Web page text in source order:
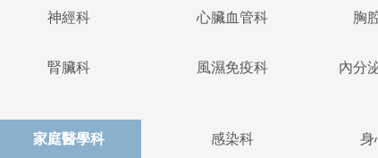
神經科 心臟血管科 胸
腎臟科 風濕免疫科
內分
家庭醫學科 感染科 身